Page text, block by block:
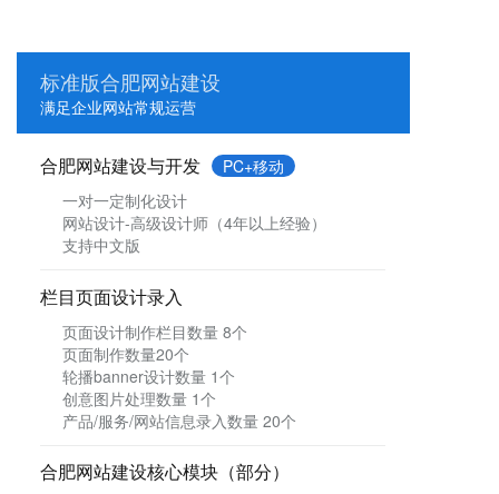
标准版合肥网站建设
满足企业网站常规运营
合肥网站建设与开发
PC+移动
一对一定制化设计
网站设计-高级设计师（4年以上经验）
支持中文版
栏目页面设计录入
页面设计制作栏目数量 8个
页面制作数量20个
轮播banner设计数量 1个
创意图片处理数量 1个
产品/服务/网站信息录入数量 20个
合肥网站建设核心模块（部分）